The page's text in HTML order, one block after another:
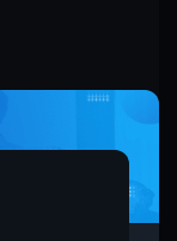
账号，共做